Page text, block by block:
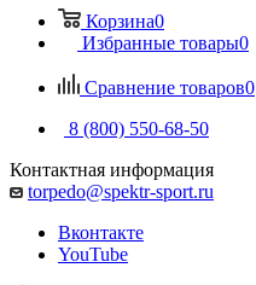
Корзина0
Избранные товары0
Сравнение товаров0
8 (800) 550-68-50
Контактная информация
torpedo@spektr-sport.ru
Вконтакте
YouTube